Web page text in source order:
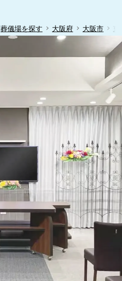
葬儀場を探す 大阪府 大阪市